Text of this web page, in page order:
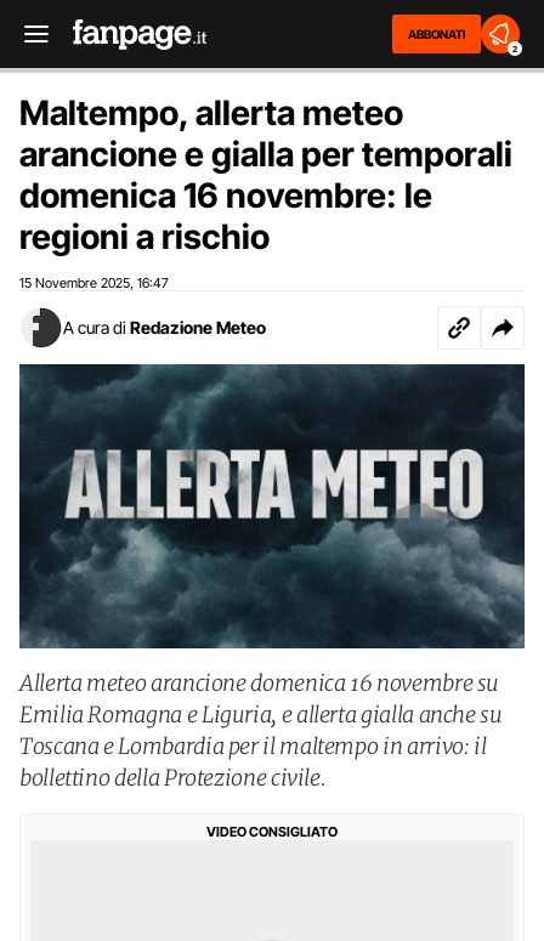
ABBONATI
2
Maltempo, allerta meteo
arancione e gialla per temporali
domenica 16 novembre: le
regioni a rischio
15 Novembre 2025 16:47
A cura di Redazione Meteo
Allerta meteo arancione domenica 16 novembre su
Emilia Romagna e Liguria, e allerta gialla anche su
Toscana e Lombardia per il maltempo in arrivo: il
bollettino della Protezione civile.
VIDEO CONSIGLIATO